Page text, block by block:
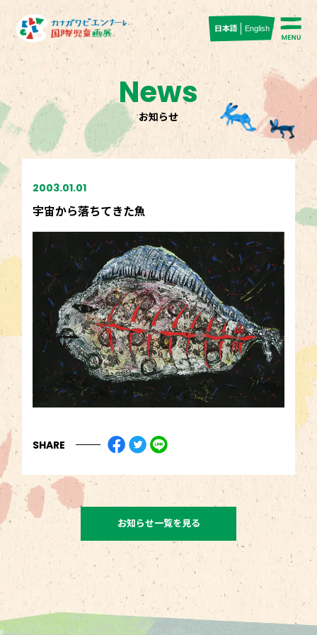
English
日本語
News
お知らせ
2003.01.01
宇宙から落ちてきた魚
SHARE
お知らせ一覧を見る